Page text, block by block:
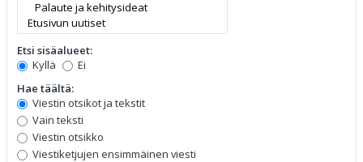
Etsi sisäalueet:
Kyllä
Ei
Hae täältä:
Viestin otsikot ja tekstit
Vain teksti
Viestin otsikko
Viestiketjujen ensimmäinen viesti